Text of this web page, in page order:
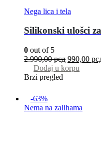
Nega lica i tela
Silikonski ulošci
0 out of 5
2.990,00рсд 990,00
Dodaj u korpu
Brzi pregled
-63%
Nema na zalihama